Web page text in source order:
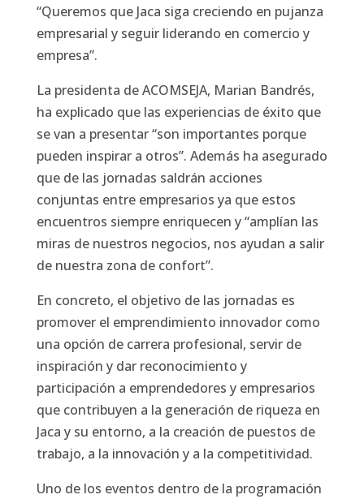
“Queremos que Jaca siga creciendo en pujanza
empresarial y seguir liderando en comercio y
empresa”.
La presidenta de ACOMSEJA, Marian Bandrés,
ha explicado que las experiencias de éxito que
se van a presentar “son importantes porque
pueden inspirar a otros”. Además ha asegurado
que de las jornadas saldrán acciones
conjuntas entre empresarios ya que estos
encuentros siempre enriquecen y “amplían las
miras de nuestros negocios, nos ayudan a salir
de nuestra zona de confort”.
En concreto, el objetivo de las jornadas es
promover el emprendimiento innovador como
una opción de carrera profesional, servir de
inspiración y dar reconocimiento y
participación a emprendedores y empresarios
que contribuyen a la generación de riqueza en
Jaca y su entorno, a la creación de puestos de
trabajo, a la innovación y a la competitividad.
Uno de los eventos dentro de la programación